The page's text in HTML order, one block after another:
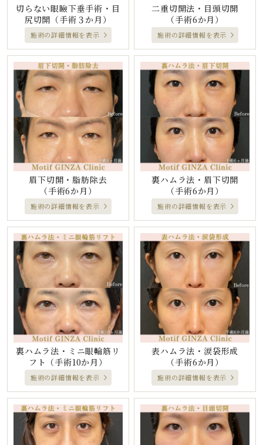
切らない眼瞼下垂手術・目
尻切開 （手術３か月）
施術の詳細情報を表示
二重切開法・目頭切開
（手術6か月）
施術の詳細情報を表示
眉下切開・脂肪除去
（手術6か月）
施術の詳細情報を表示
裏ハムラ法・眉下切開
（手術6か月）
施術の詳細情報を表示
裏ハムラ法・ミニ眼輪筋リ
フト （手術10か月）
施術の詳細情報を表示
表ハムラ法・涙袋形成
（手術6か月）
施術の詳細情報を表示